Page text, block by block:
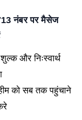
नंबर पर मैसेज
और निःस्वार्थ
को सब तक पहुंचाने